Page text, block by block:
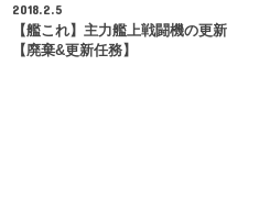
2018.2.5
【艦これ】主力艦上戦闘機の更新
【廃棄&更新任務】